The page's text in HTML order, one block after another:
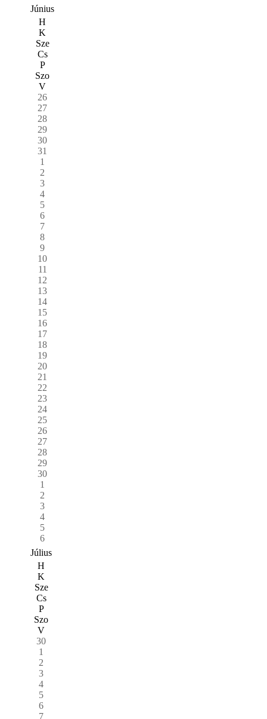
Június
H
K
Sze
Cs
P
Szo
V
26
27
28
29
30
31
1
2
3
4
5
6
7
8
9
10
11
12
13
14
15
16
17
18
19
20
21
22
23
24
25
26
27
28
29
30
1
2
3
4
5
6
Július
H
K
Sze
Cs
P
Szo
V
30
1
2
3
4
5
6
7